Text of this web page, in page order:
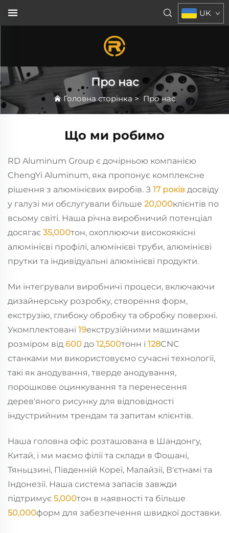
UK
Про нас
Головна сторінка > Про нас
Що ми робимо
RD Aluminum Group є дочірньою компанією
ChengYi Aluminum, яка пропонує комплексне
рішення з алюмінієвих виробів. З 17 років досвіду
у галузі ми обслугували більше 20,000клієнтів по
всьому світі. Наша річна виробничий потенціал
досягає 35,000тон, охоплюючи високоякісні
алюмінієві профілі, алюмінієві труби, алюмінієві
прутки та індивідуальні алюмінієві продукти.
Ми інтегрували виробничі процеси, включаючи
дизайнерську розробку, створення форм,
екструзію, глибоку обробку та обробку поверхні.
Укомплектовані 19екструзійними машинами
розміром від 600 до 12,500тонн і 128CNC
станками ми використовуємо сучасні технології,
такі як анодування, тверде анодування,
порошкове оцинкування та перенесення
дерев'яного рисунку для відповідності
індустрийним трендам та запитам клієнтів.
Наша головна офіс розташована в Шандонгу,
Китай, і ми маємо філії та склади в Фошані,
Тяньцзині, Південній Кореї, Малайзії, В'єтнамі та
Індонезії. Наша система запасів завжди
підтримує 5,000тон в наявності та більше
50,000форм для забезпечення швидкої доставки.